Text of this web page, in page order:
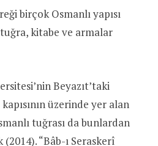
birçok Osmanlı yapısı
kitabe ve armalar
Beyazıt’taki
üzerinde yer alan
tuğrası da bunlardan
“Bâb-ı Seraskerî